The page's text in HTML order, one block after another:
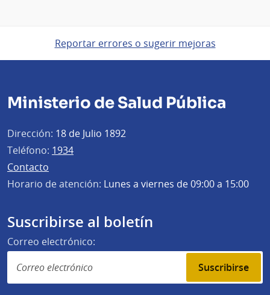
Reportar errores o sugerir mejoras
Ministerio de Salud Pública
Dirección: 18 de Julio 1892
Teléfono: 1934
Contacto
Horario de atención: Lunes a viernes de 09:00 a 15:00
Suscribirse al boletín
Correo electrónico:
Suscribirse